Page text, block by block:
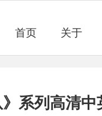
首页 关于
》系列高清